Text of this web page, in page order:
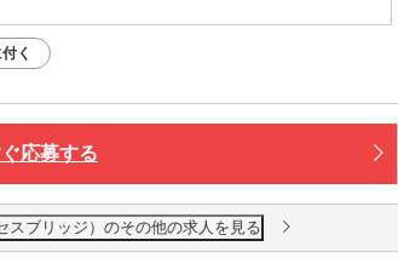
く
応募する
スブリッジ）のその他の求人を見る